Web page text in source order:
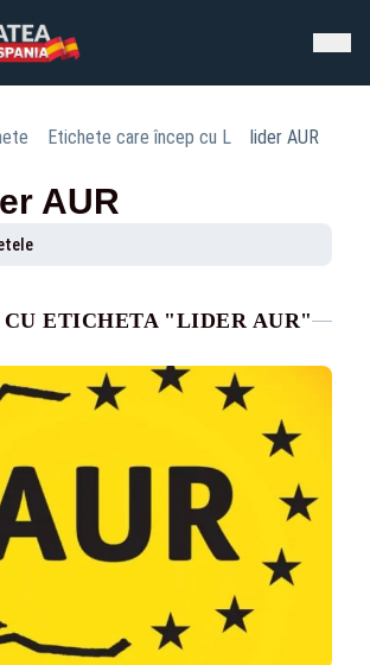
Etichete care încep cu L lider AUR
AUR
ETICHETA "LIDER AUR"